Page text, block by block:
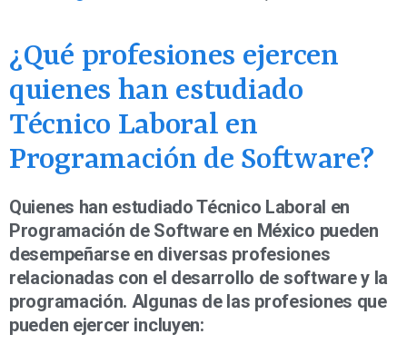
¿Qué profesiones ejercen
quienes han estudiado
Técnico Laboral en
Programación de Software?
Quienes han estudiado Técnico Laboral en
Programación de Software en México pueden
desempeñarse en diversas profesiones
relacionadas con el desarrollo de software y la
programación. Algunas de las profesiones que
pueden ejercer incluyen: